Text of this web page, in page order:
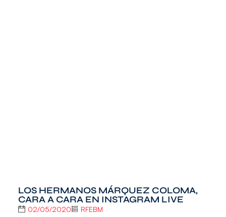
LOS HERMANOS MÁRQUEZ COLOMA,
CARA A CARA EN INSTAGRAM LIVE
02/05/2020 RFEBM